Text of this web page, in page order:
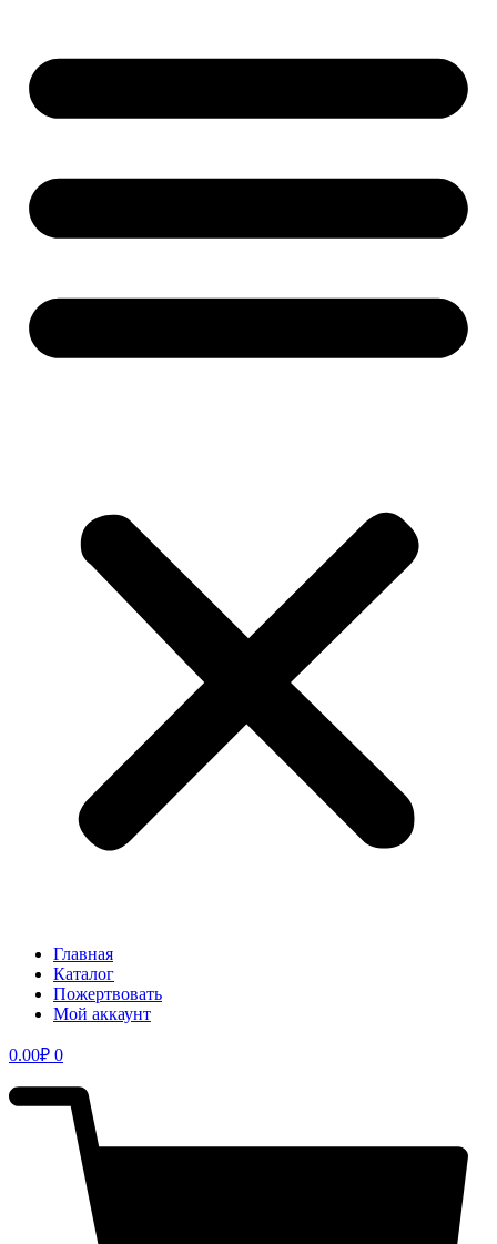
Главная
Каталог
Пожертвовать
Мой аккаунт
0.00₽ 0